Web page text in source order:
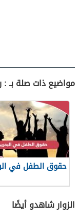
مواضيع ذات صلة بـ
حقوق الطفل في
الزوار شاهدو أيضًا